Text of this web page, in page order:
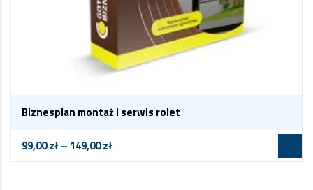
Biznesplan montaż i serwis rolet
99,00zł– 149,00zł